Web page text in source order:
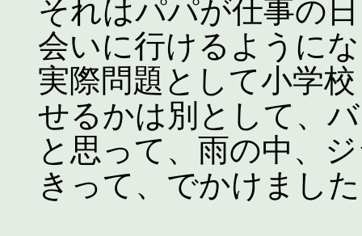
それはパパが仕事の
会いに行けるように
実際問題として小学
せるかは別として、
と思って、雨の中、
きって、でかけまし